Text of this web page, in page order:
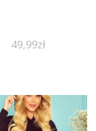
49,99zł